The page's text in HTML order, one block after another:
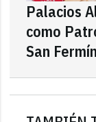
Palacios
como
San